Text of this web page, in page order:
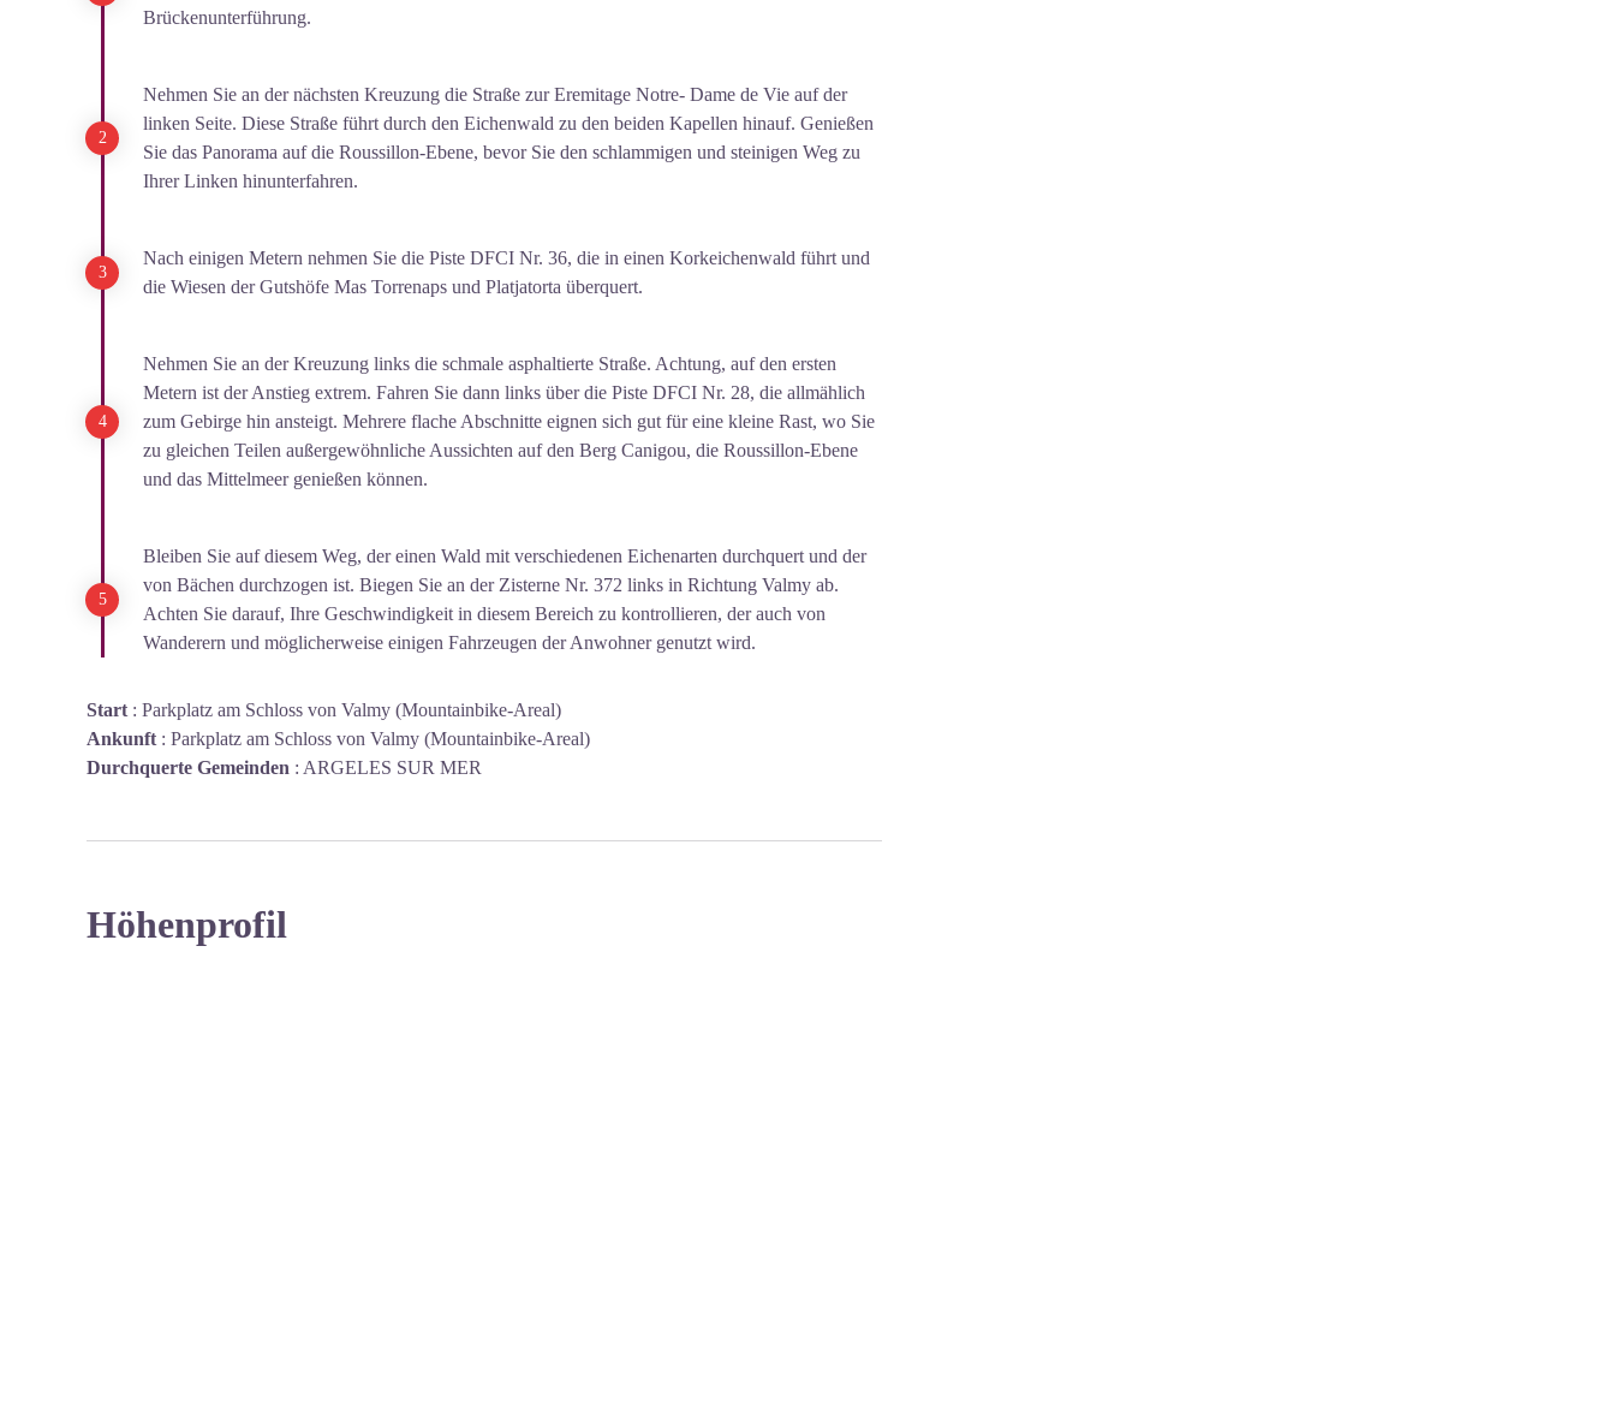
Brückenunterführung.
Nehmen Sie an der nächsten Kreuzung die Straße zur Eremitage Notre- Dame de Vie auf der
linken Seite. Diese Straße führt durch den Eichenwald zu den beiden Kapellen hinauf. Genießen
Sie das Panorama auf die Roussillon-Ebene, bevor Sie den schlammigen und steinigen Weg zu
Ihrer Linken hinunterfahren.
Nach einigen Metern nehmen Sie die Piste DFCI Nr. 36, die in einen Korkeichenwald führt und
die Wiesen der Gutshöfe Mas Torrenaps und Platjatorta überquert.
Nehmen Sie an der Kreuzung links die schmale asphaltierte Straße. Achtung, auf den ersten
Metern ist der Anstieg extrem. Fahren Sie dann links über die Piste DFCI Nr. 28, die allmählich
zum Gebirge hin ansteigt. Mehrere flache Abschnitte eignen sich gut für eine kleine Rast, wo Sie
zu gleichen Teilen außergewöhnliche Aussichten auf den Berg Canigou, die Roussillon-Ebene
und das Mittelmeer genießen können.
Bleiben Sie auf diesem Weg, der einen Wald mit verschiedenen Eichenarten durchquert und der
von Bächen durchzogen ist. Biegen Sie an der Zisterne Nr. 372 links in Richtung Valmy ab.
Achten Sie darauf, Ihre Geschwindigkeit in diesem Bereich zu kontrollieren, der auch von
Wanderern und möglicherweise einigen Fahrzeugen der Anwohner genutzt wird.
Start : Parkplatz am Schloss von Valmy (Mountainbike-Areal)
Ankunft : Parkplatz am Schloss von Valmy (Mountainbike-Areal)
Durchquerte Gemeinden : ARGELES SUR MER
Höhenprofil